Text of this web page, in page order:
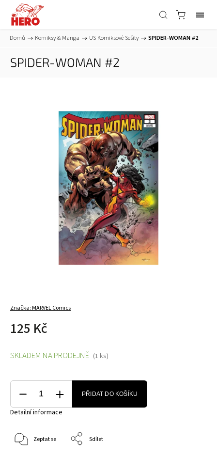
Domů / Komiksy & Manga / US Komiksové Sešity / SPIDER-WOMAN #2
SPIDER-WOMAN #2
Značka:MARVEL Comics
125 Kč
SKLADEM NA PRODEJNĚ (1 ks)
PŘIDAT DO KOŠÍKU
Detailní informace
Zeptat se Sdílet